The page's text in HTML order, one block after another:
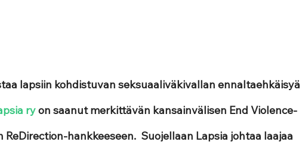
lapsiin kohdistuvan seksuaaliväkivallan ennaltaehkäisyä
ry on saanut merkittävän kansainvälisen End Violence-
hankkeeseen.  Suojellaan Lapsia johtaa laajaa